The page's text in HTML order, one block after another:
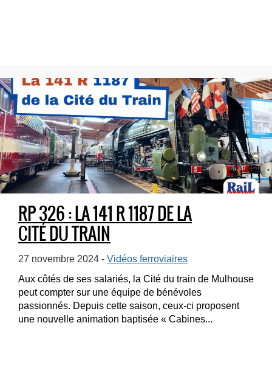
RP 326 : LA 141 R 1187 DE LA
CITÉ DU TRAIN
27 novembre 2024 - Vidéos ferroviaires
Aux côtés de ses salariés, la Cité du train de Mulhouse
peut compter sur une équipe de bénévoles
passionnés. Depuis cette saison, ceux-ci proposent
une nouvelle animation baptisée « Cabines...